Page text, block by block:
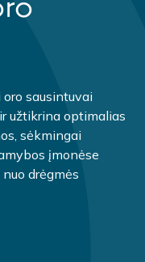
oro sausintuvai
užtikrina optimalias
sėkmingai
įmonėse
drėgmės